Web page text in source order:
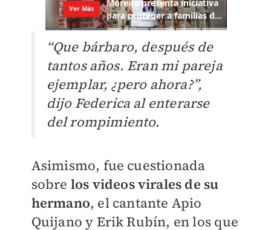
“Que bárbaro, después de
tantos años. Eran mi pareja
ejemplar, ¿pero ahora?”,
dijo Federica al enterarse
del rompimiento.
Asimismo, fue cuestionada
sobre los videos virales de su
hermano, el cantante Apio
Quijano y Erik Rubín, en los que